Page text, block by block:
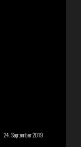
24. September 2019